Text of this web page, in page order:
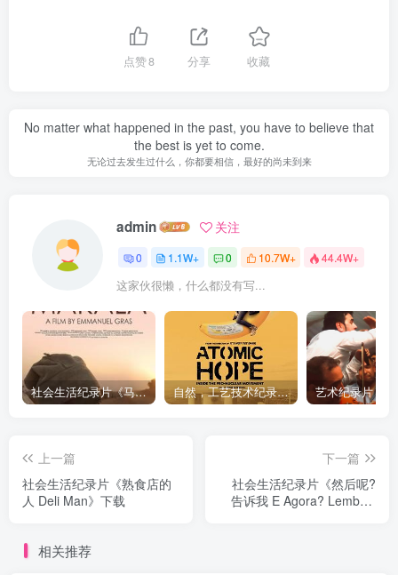
点赞8 分享 收藏
No matter what happened in the past, you have to believe that
the best is yet to come.
无论过去发生过什么，你都要相信，最好的尚未到来
admin 关注
0 1.1W+ 0 10.7W+ 44.4W+
这家伙很懒，什么都没有写...
社会生活纪录片《马加拉 Makala》下载 自然，工艺技术纪录片《原子能的希望 Atomic Hope – Inside the Pro-Nuclear Movement》下载
上一篇
社会生活纪录片《熟食店的
人 Deli Man》下载
下一篇
社会生活纪录片《然后呢?
告诉我 E Agora? Lembra-
相关推荐